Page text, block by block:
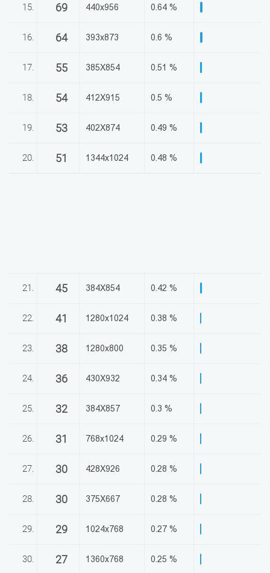
15. 69 440x956 0.64 %
16. 64 393x873 0.6 %
17. 55 385X854 0.51 %
18. 54 412X915 0.5 %
19. 53 402X874 0.49 %
20. 51 1344x1024 0.48 %
21. 45 384X854 0.42 %
22. 41 1280x1024 0.38 %
23. 38 1280x800 0.35 %
24. 36 430X932 0.34 %
25. 32 384X857 0.3 %
26. 31 768x1024 0.29 %
27. 30 428X926 0.28 %
28. 30 375X667 0.28 %
29. 29 1024x768 0.27 %
30. 27 1360x768 0.25 %